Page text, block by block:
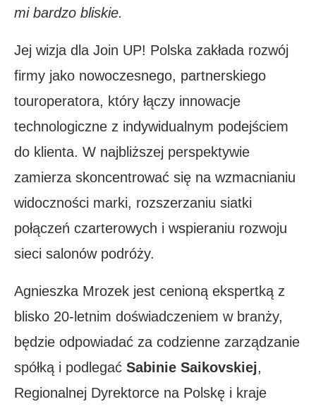
mi bardzo bliskie.
Jej wizja dla Join UP! Polska zakłada rozwój
firmy jako nowoczesnego, partnerskiego
touroperatora, który łączy innowacje
technologiczne z indywidualnym podejściem
do klienta. W najbliższej perspektywie
zamierza skoncentrować się na wzmacnianiu
widoczności marki, rozszerzaniu siatki
połączeń czarterowych i wspieraniu rozwoju
sieci salonów podróży.
Agnieszka Mrozek jest cenioną ekspertką z
blisko 20-letnim doświadczeniem w branży,
będzie odpowiadać za codzienne zarządzanie
spółką i podlegać Sabinie Saikovskiej,
Regionalnej Dyrektorce na Polskę i kraje